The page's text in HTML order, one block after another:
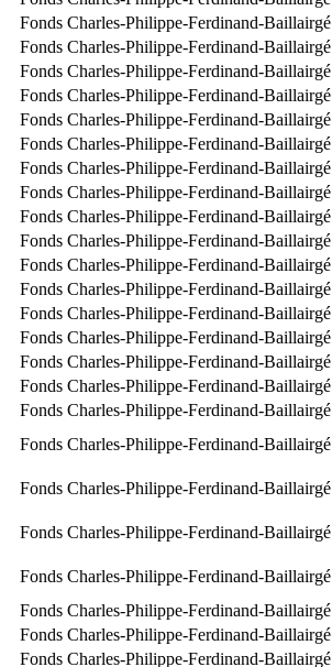
Fonds Charles-Philippe-Ferdinand-Baillairgé
Fonds Charles-Philippe-Ferdinand-Baillairgé
Fonds Charles-Philippe-Ferdinand-Baillairgé
Fonds Charles-Philippe-Ferdinand-Baillairgé
Fonds Charles-Philippe-Ferdinand-Baillairgé
Fonds Charles-Philippe-Ferdinand-Baillairgé
Fonds Charles-Philippe-Ferdinand-Baillairgé
Fonds Charles-Philippe-Ferdinand-Baillairgé
Fonds Charles-Philippe-Ferdinand-Baillairgé
Fonds Charles-Philippe-Ferdinand-Baillairgé
Fonds Charles-Philippe-Ferdinand-Baillairgé
Fonds Charles-Philippe-Ferdinand-Baillairgé
Fonds Charles-Philippe-Ferdinand-Baillairgé
Fonds Charles-Philippe-Ferdinand-Baillairgé
Fonds Charles-Philippe-Ferdinand-Baillairgé
Fonds Charles-Philippe-Ferdinand-Baillairgé
Fonds Charles-Philippe-Ferdinand-Baillairgé
Fonds Charles-Philippe-Ferdinand-Baillairgé
Fonds Charles-Philippe-Ferdinand-Baillairgé
Fonds Charles-Philippe-Ferdinand-Baillairgé
Fonds Charles-Philippe-Ferdinand-Baillairgé
Fonds Charles-Philippe-Ferdinand-Baillairgé
Fonds Charles-Philippe-Ferdinand-Baillairgé
Fonds Charles-Philippe-Ferdinand-Baillairgé